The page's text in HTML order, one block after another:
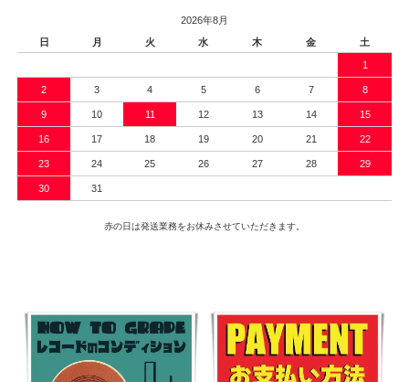
2026年8月
日
月 火 水 木 金 土
1
2 3 4 5 6 7 8
9 10 11 12 13 14 15
16 17 18 19 20 21 22
23 24 25 26 27 28 29
30 31
赤の日は発送業務をお休みさせていただきます。